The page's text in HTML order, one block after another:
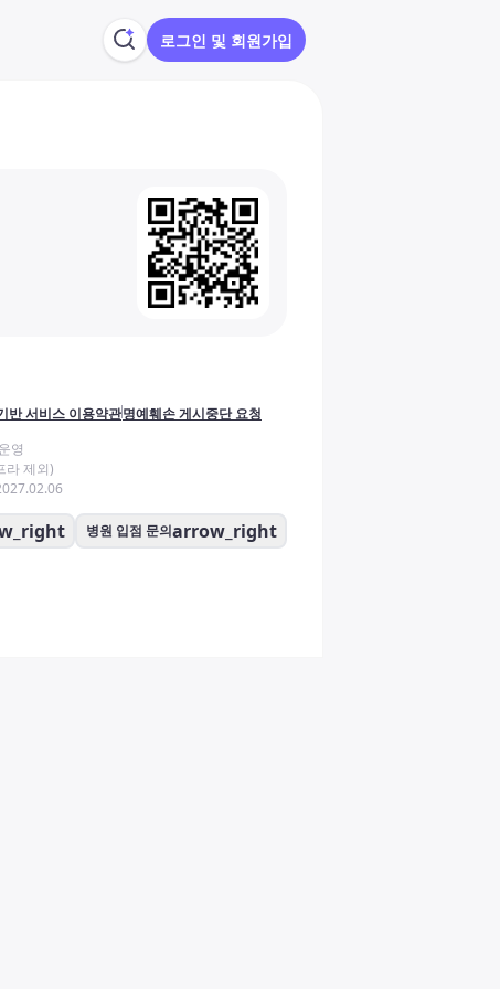
로그인 및 회원가입
반 서비스 이용약관명예훼손 게시중단 요청
영
라 제외)
병원 입점 문의arrow_right